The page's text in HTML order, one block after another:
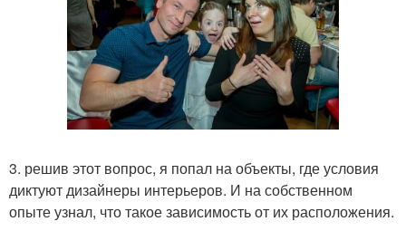
3. решив этот вопрос, я попал на объекты, где условия
диктуют дизайнеры интерьеров. И на собственном
опыте узнал, что такое зависимость от их расположения.